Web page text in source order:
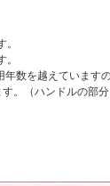
。
数を越えていますの
。（ハンドルの部分